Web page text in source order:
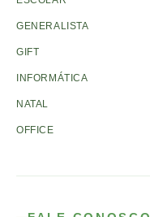
GENERALISTA
GIFT
INFORMÁTICA
NATAL
OFFICE